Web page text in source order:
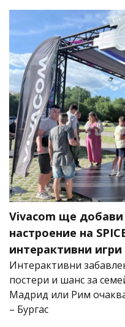
Vivacom ще
настроение на
интерактивни
Интерактивни
постери и шанс за
Мадрид или Рим
– Бургас